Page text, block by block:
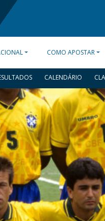
COMO APOSTAR
CALENDÁRIO